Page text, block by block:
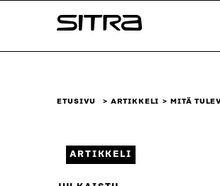
sisältöön
Sitra
ETUSIVU ARTIKKELI MITÄ
ARTIKKELI